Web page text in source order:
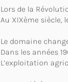
Lors de la
Au XIXème siècle,
Le domaine
Dans les années
L’exploitation